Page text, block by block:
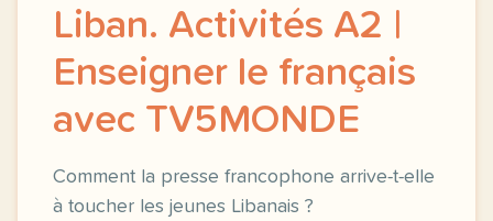
Liban. Activités A2 |
Enseigner le français
avec TV5MONDE
Comment la presse francophone arrive-t-elle
à toucher les jeunes Libanais ?